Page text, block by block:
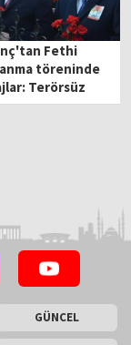
Fethi
töreninde
Terörsüz
şafağındayız
GÜNCEL